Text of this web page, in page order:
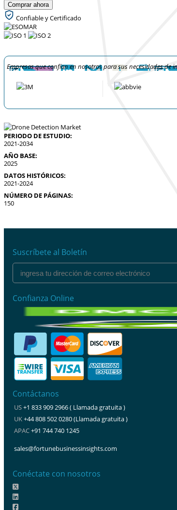
Comprar ahora
Confiable y Certificado
Empresas que confían en nosotros para sus necesidades de
PERIODO DE ESTUDIO:
2021-2034
AÑO BASE:
2025
DATOS HISTÓRICOS:
2021-2024
NÚMERO DE PÁGINAS:
150
Suscríbete al Boletín
Confianza Online
Contáctanos
US+1 833 909 2966 ( Llamada gratuita )
UK+44 808 502 0280 (Llamada gratuita )
APAC+91 744 740 1245
sales@fortunebusinessinsights.com
Conéctate con nosotros